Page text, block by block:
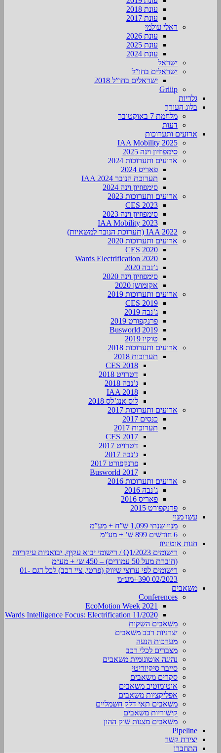
עונת 2018
עונת 2017
ראלי עולמי
עונת 2026
עונת 2025
עונת 2024
ישראל
ישראלים בחו”ל
ישראלים בחו”ל 2018
Griiip
גלריות
בלוג העורך
מלחמת 7 באוקטובר
דעות
ארועים ותערוכות
2025 IAA Mobility
סימפוזיון וינה 2025
ארועים ותערוכות 2024
פאריס 2024
תערוכת הנובר IAA 2024
סימפוזיון וינה 2024
ארועים ותערוכות 2023
CES 2023
סימפוזיון וינה 2023
IAA Mobility 2023
IAA 2022 (תערוכת הנובר למשאיות)
ארועים ותערוכות 2020
CES 2020
Wards Electrification 2020
ג’נבה 2020
סימפוזיון וינה 2020
אקומושן 2020
ארועים ותערוכות 2019
CES 2019
ג’נבה 2019
פרנקפורט 2019
Busworld 2019
טוקיו 2019
ארועים ותערוכות 2018
תערוכות 2018
CES 2018
דטרויט 2018
ג’נבה 2018
IAA 2018
לוס אנג’לס 2018
ארועים ותערוכות 2017
כנסים 2017
תערוכות 2017
CES 2017
דטרויט 2017
ג’נבה 2017
פרנקפורט 2017
Busworld 2017
ארועים ותערוכות 2016
ג’נבה 2016
פאריס 2016
פרנקפורט 2015
עשו מנוי
מנוי שנתי 1,099 ש”ח + מע”מ
6 חודשים 899 ש’ + מע”מ
חנות אוטוניוז
רישומים Q1/2023 / רישומי יבוא עקיף, יבואניות עיקריות
(חוברת מעל 50 עמודים) – 450 ש׳ + מע״מ
רישומים לפי ערוצי שיווק (פרטי, ציי רכב) לכל דגם 01-
02/2023 390+מע״מ
משאבים
Conferences
EcoMotion Week 2021
Wards Intelligence Focus: Electrification 11/2020
משאבים השקות
יצרניות רכב משאבים
מערכות הנעה
מצברים לכלי רכב
נהיגה אוטונומית משאבים
סייבר סיקיוריטי
סקרים משאבים
אוטומוטיב משאבים
אפליקציות משאבים
משאבים תאי דלק חשמליים
קישוריות משאבים
משאבים מצגות שוק ההון
Pipeline
יצירת קשר
התחברו